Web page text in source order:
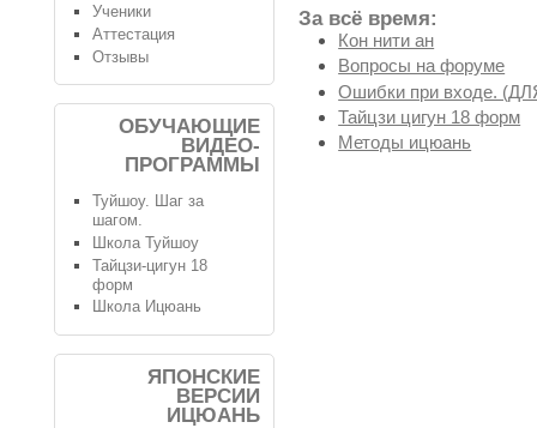
За всё время:
Кон нити ан
Вопросы на форуме
Ошибки при входе.
Тайцзи цигун 18 форм
Методы ицюань
Ученики
Аттестация
Отзывы
ОБУЧАЮЩИЕ
ВИДЕО-
ПРОГРАММЫ
Туйшоу. Шаг за
шагом.
Школа Туйшоу
Тайцзи-цигун 18
форм
Школа Ицюань
ЯПОНСКИЕ
ВЕРСИИ
ИЦЮАНЬ